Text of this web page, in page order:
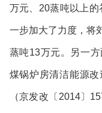
万元、 20蒸吨以上的
一步加大了力度，将
蒸吨13万元。另一
煤锅炉房清洁能源改
（京发改〔 2014〕